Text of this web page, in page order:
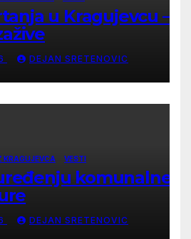
u Kragujevcu –
DEJAN SRETENOVIC
KRAGUJEVCA VESTI
komunalne
DEJAN SRETENOVIC